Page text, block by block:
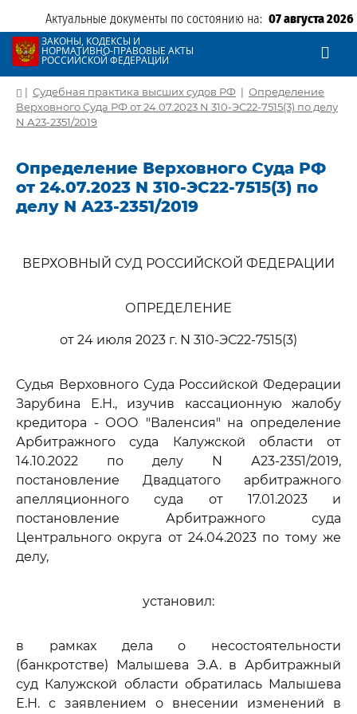
Актуальные документы по состоянию на: 07 августа 2026
ЗАКОНЫ, КОДЕКСЫ И
НОРМАТИВНО-ПРАВОВЫЕ АКТЫ
РОССИЙСКОЙ ФЕДЕРАЦИИ
| Судебная практика высших судов РФ | Определение
Верховного Суда РФ от 24.07.2023 N 310-ЭС22-7515(3) по делу
N А23-2351/2019
Определение Верховного Суда РФ
от 24.07.2023 N 310-ЭС22-7515(3) по
делу N А23-2351/2019
ВЕРХОВНЫЙ СУД РОССИЙСКОЙ ФЕДЕРАЦИИ
ОПРЕДЕЛЕНИЕ
от 24 июля 2023 г. N 310-ЭС22-7515(3)
Судья Верховного Суда Российской Федерации
Зарубина Е.Н., изучив кассационную жалобу
кредитора - ООО "Валенсия" на определение
Арбитражного суда Калужской области от
14.10.2022 по делу N А23-2351/2019,
постановление Двадцатого арбитражного
апелляционного суда от 17.01.2023 и
постановление Арбитражного суда
Центрального округа от 24.04.2023 по тому же
делу,
установил:
в рамках дела о несостоятельности
(банкротстве) Малышева Э.А. в Арбитражный
суд Калужской области обратилась Малышева
Е.Н. с заявлением о внесении изменений в